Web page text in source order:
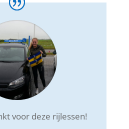
voor deze rijlessen!